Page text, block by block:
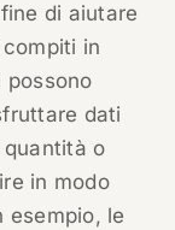
di aiutare
in
possono
dati
o
in modo
esempio, le